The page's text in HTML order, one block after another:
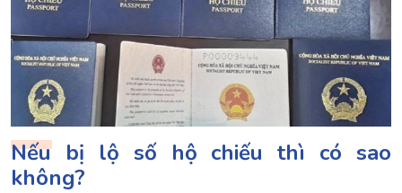
Nếu bị lộ số hộ chiếu thì có sao
không?